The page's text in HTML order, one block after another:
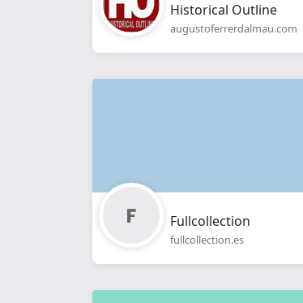
Historical Outline
augustoferrerdalmau.com
Fullcollection
fullcollection.es